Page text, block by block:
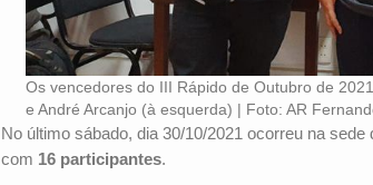
Os vencedores do III Rápido de Outubro de
e André Arcanjo (à esquerda) | Foto: AR
No último sábado, dia 30/10/2021 ocorreu na sede
com 16 participantes.